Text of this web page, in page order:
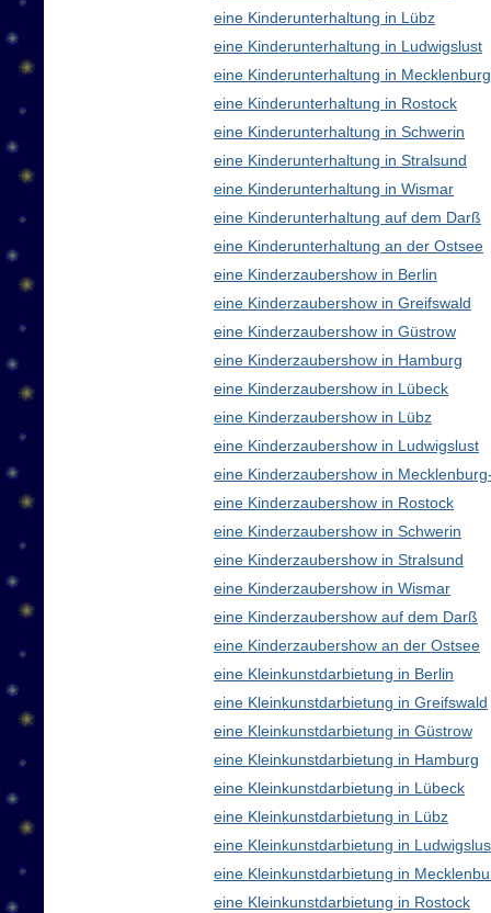
eine Kinderunterhaltung in Lübz
eine Kinderunterhaltung in Ludwigslust
eine Kinderunterhaltung in
eine Kinderunterhaltung in Rostock
eine Kinderunterhaltung in Schwerin
eine Kinderunterhaltung in Stralsund
eine Kinderunterhaltung in Wismar
eine Kinderunterhaltung auf dem Darß
eine Kinderunterhaltung an der Ostsee
eine Kinderzaubershow in Berlin
eine Kinderzaubershow in Greifswald
eine Kinderzaubershow in Güstrow
eine Kinderzaubershow in Hamburg
eine Kinderzaubershow in Lübeck
eine Kinderzaubershow in Lübz
eine Kinderzaubershow in Ludwigslust
eine Kinderzaubershow in
eine Kinderzaubershow in Rostock
eine Kinderzaubershow in Schwerin
eine Kinderzaubershow in Stralsund
eine Kinderzaubershow in Wismar
eine Kinderzaubershow auf dem Darß
eine Kinderzaubershow an der Ostsee
eine Kleinkunstdarbietung in Berlin
eine Kleinkunstdarbietung in Greifswald
eine Kleinkunstdarbietung in Güstrow
eine Kleinkunstdarbietung in Hamburg
eine Kleinkunstdarbietung in Lübeck
eine Kleinkunstdarbietung in Lübz
eine Kleinkunstdarbietung in
eine Kleinkunstdarbietung in
eine Kleinkunstdarbietung in Rostock